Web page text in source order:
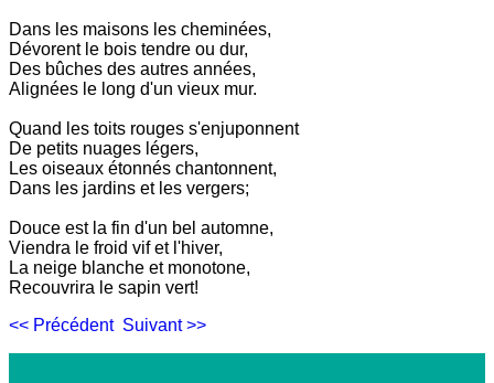
Dans les maisons les cheminées,
Dévorent le bois tendre ou dur,
Des bûches des autres années,
Alignées le long d'un vieux mur.
Quand les toits rouges s'enjuponnent
De petits nuages légers,
Les oiseaux étonnés chantonnent,
Dans les jardins et les vergers;
Douce est la fin d'un bel automne,
Viendra le froid vif et l'hiver,
La neige blanche et monotone,
Recouvrira le sapin vert!
<< Précédent Suivant >>